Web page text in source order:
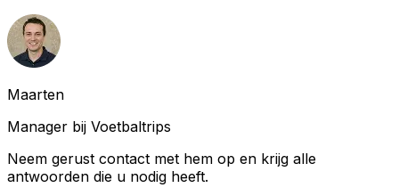
Maarten
Manager bij Voetbaltrips
Neem gerust contact met hem op en krijg alle
antwoorden die u nodig heeft.